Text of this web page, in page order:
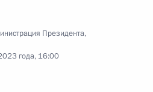
Президента,
года, 16:00